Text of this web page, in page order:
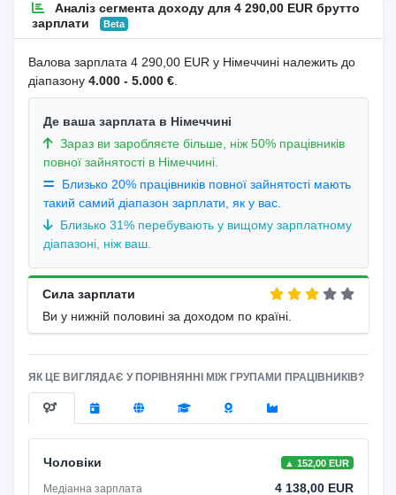
Аналіз сегмента доходу для 4 290,00 EUR брутто
зарплати
Beta
Валова зарплата 4 290,00 EUR у Німеччині належить до
діапазону 4.000 - 5.000 €.
Де ваша зарплата в Німеччині
Зараз ви заробляєте більше, ніж 50% працівників
повної зайнятості в Німеччині.
Близько 20% працівників повної зайнятості мають
такий самий діапазон зарплати, як у вас.
Близько 31% перебувають у вищому зарплатному
діапазоні, ніж ваш.
Сила зарплати
Ви у нижній половині за доходом по країні.
ЯК ЦЕ ВИГЛЯДАЄ У ПОРІВНЯННІ МІЖ ГРУПАМИ ПРАЦІВНИКІВ?
Чоловіки ▲ 152,00 EUR
Медіанна зарплата 4 138,00 EUR